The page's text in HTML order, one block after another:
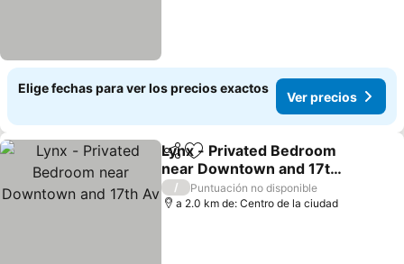
Elige fechas para ver los precios exactos
Ver precios
CompartirAgregar a favoritos
Lynx - Privated Bedroom
near Downtown and 17th
Av
Ver precios
/
Puntuación no disponible
a 2.0 km de: Centro de la ciudad